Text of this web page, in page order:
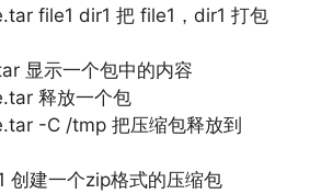
file1 dir1 把 file1，dir1 打包
显示一个包中的内容
释放一个包
-C /tmp 把压缩包释放到
创建一个zip格式的压缩包